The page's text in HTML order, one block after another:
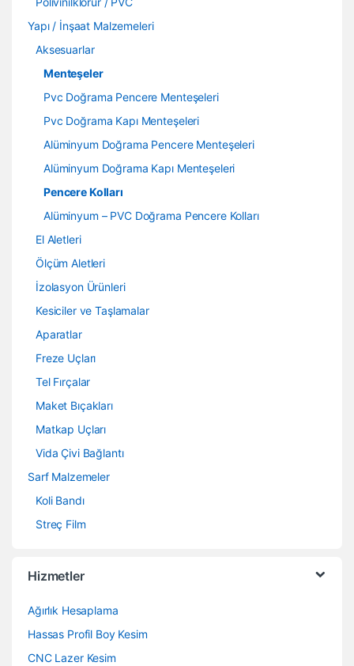
Yapı / İnşaat Malzemeleri
Aksesuarlar
Menteşeler
Pvc Doğrama Pencere Menteşeleri
Pvc Doğrama Kapı Menteşeleri
Alüminyum Doğrama Pencere Menteşeleri
Alüminyum Doğrama Kapı Menteşeleri
Pencere Kolları
Alüminyum – PVC Doğrama Pencere Kolları
El Aletleri
Ölçüm Aletleri
İzolasyon Ürünleri
Kesiciler ve Taşlamalar
Aparatlar
Freze Uçları
Tel Fırçalar
Maket Bıçakları
Matkap Uçları
Vida Çivi Bağlantı
Sarf Malzemeler
Koli Bandı
Streç Film
Hizmetler
Ağırlık Hesaplama
Hassas Profil Boy Kesim
CNC Lazer Kesim